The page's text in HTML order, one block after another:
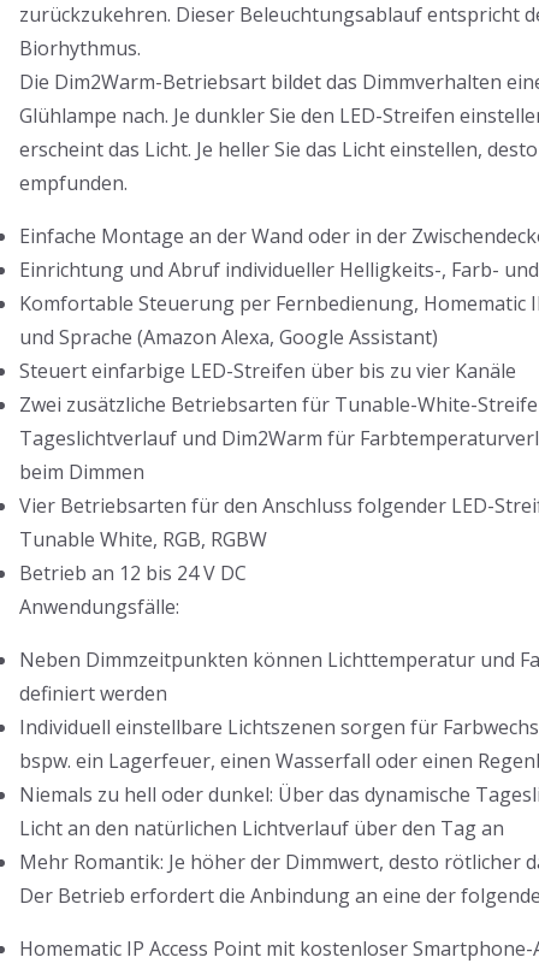
zurückzukehren. Dieser Beleuchtungsablauf entspricht
Biorhythmus.
Die Dim2Warm-Betriebsart bildet das Dimmverhalten
Glühlampe nach. Je dunkler Sie den LED-Streifen
erscheint das Licht. Je heller Sie das Licht einstellen,
empfunden.
Einfache Montage an der Wand oder in der
Einrichtung und Abruf individueller Helligkeits-, Farb-
Komfortable Steuerung per Fernbedienung, Homematic
und Sprache (Amazon Alexa, Google Assistant)
Steuert einfarbige LED-Streifen über bis zu vier Kanäle
Zwei zusätzliche Betriebsarten für Tunable-White-
Tageslichtverlauf und Dim2Warm für
beim Dimmen
Vier Betriebsarten für den Anschluss folgender LED-
Tunable White, RGB, RGBW
Betrieb an 12 bis 24 V DC
Anwendungsfälle:
Neben Dimmzeitpunkten können Lichttemperatur und
definiert werden
Individuell einstellbare Lichtszenen sorgen für
bspw. ein Lagerfeuer, einen Wasserfall oder einen
Niemals zu hell oder dunkel: Über das dynamische
Licht an den natürlichen Lichtverlauf über den Tag an
Mehr Romantik: Je höher der Dimmwert, desto rötlicher
Der Betrieb erfordert die Anbindung an eine der
Homematic IP Access Point mit kostenloser